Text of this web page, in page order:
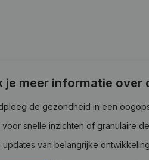
je meer informatie over
de gezondheid in een
voor snelle inzichten of granulaire
updates van belangrijke